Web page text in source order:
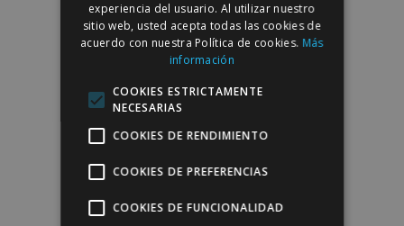
experiencia del usuario. Al utilizar nuestro
sitio web, usted acepta todas las cookies de
acuerdo con nuestra Política de cookies. Más
información
COOKIES ESTRICTAMENTE
NECESARIAS
COOKIES DE RENDIMIENTO
COOKIES DE PREFERENCIAS
COOKIES DE FUNCIONALIDAD